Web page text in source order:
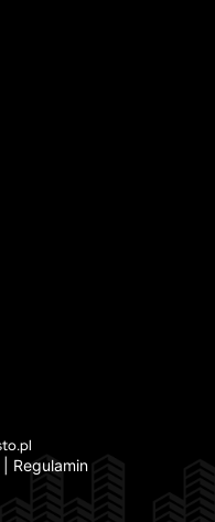
Regulamin